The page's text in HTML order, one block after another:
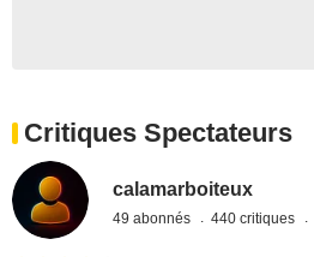
Critiques Spectateurs
calamarboiteux
49 abonnés 440 critiques